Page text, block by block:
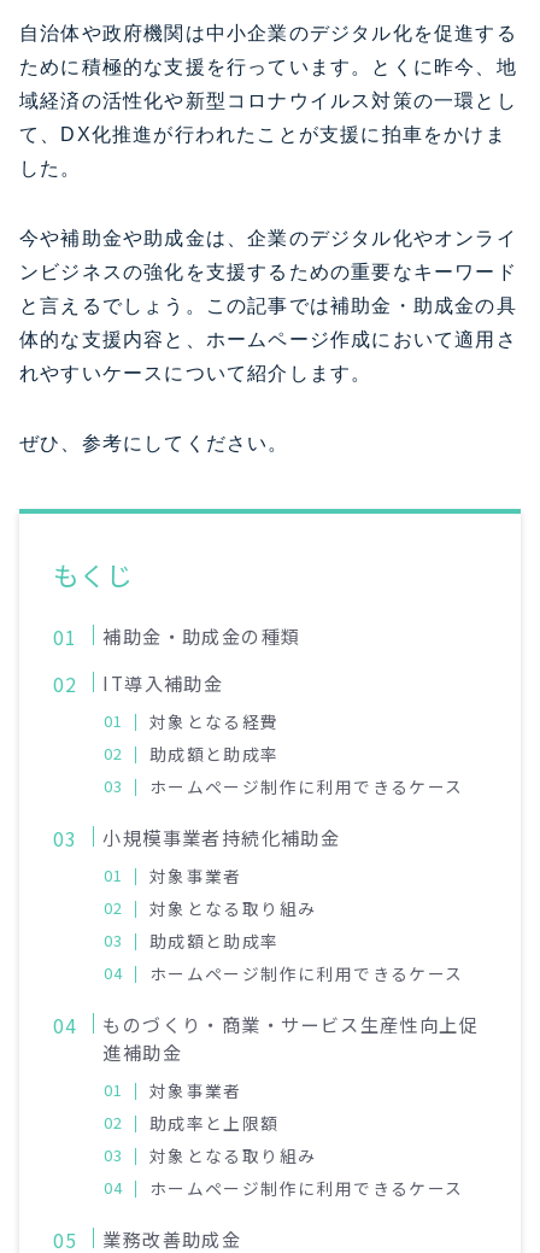
自治体や政府機関は中小企業のデジタル化を促進する
ために積極的な支援を行っています。とくに昨今、地
域経済の活性化や新型コロナウイルス対策の一環とし
て、DX化推進が行われたことが支援に拍車をかけま
した。
今や補助金や助成金は、企業のデジタル化やオンライ
ンビジネスの強化を支援するための重要なキーワード
と言えるでしょう。この記事では補助金・助成金の具
体的な支援内容と、ホームページ作成において適用さ
れやすいケースについて紹介します。
ぜひ、参考にしてください。
もくじ
補助金・助成金の種類
IT導入補助金
対象となる経費
助成額と助成率
ホームページ制作に利用できるケース
小規模事業者持続化補助金
対象事業者
対象となる取り組み
助成額と助成率
ホームページ制作に利用できるケース
ものづくり・商業・サービス生産性向上促
進補助金
対象事業者
助成率と上限額
対象となる取り組み
ホームページ制作に利用できるケース
業務改善助成金